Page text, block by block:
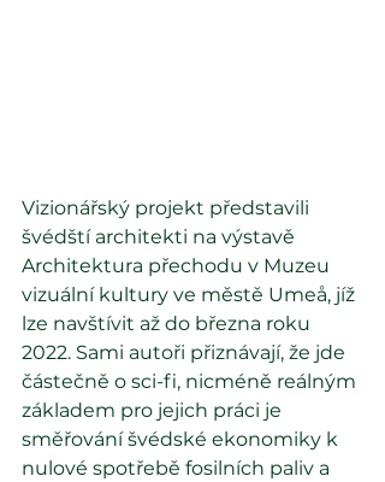
Vizionářský projekt představili
švédští architekti na výstavě
Architektura přechodu v Muzeu
vizuální kultury ve městě Umeå, jíž
lze navštívit až do března roku
2022. Sami autoři přiznávají, že jde
částečně o sci-fi, nicméně reálným
základem pro jejich práci je
směřování švédské ekonomiky k
nulové spotřebě fosilních paliv a